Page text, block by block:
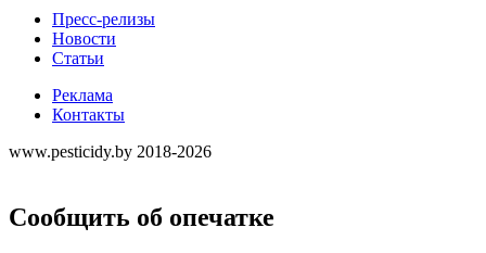
Пресс-релизы
Новости
Статьи
Реклама
Контакты
www.pesticidy.by 2018-2026
Сообщить об опечатке